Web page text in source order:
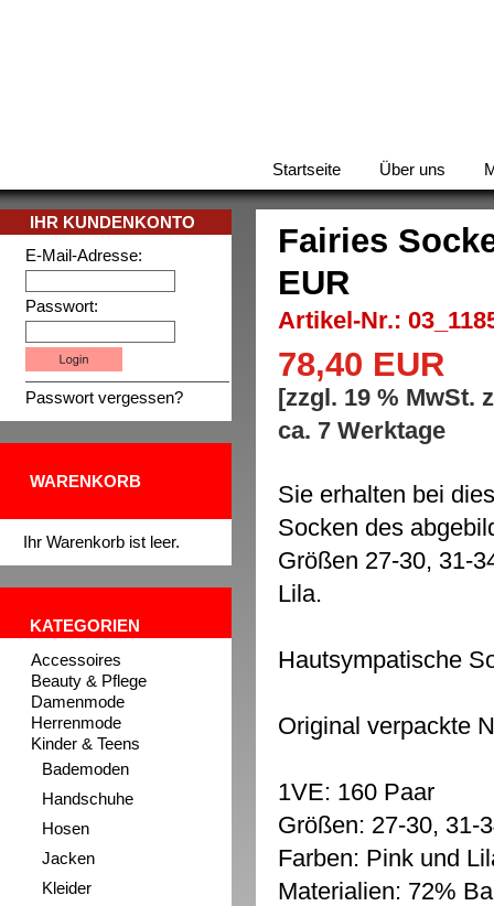
Startseite Über uns
IHR KUNDENKONTO
E-Mail-Adresse:
Passwort:
Passwort vergessen?
WARENKORB
Ihr Warenkorb ist leer.
KATEGORIEN
Accessoires
Beauty & Pflege
Damenmode
Herrenmode
Kinder & Teens
Bademoden
Handschuhe
Hosen
Jacken
Kleider
Fairies
EUR
Artikel-Nr.:
78,40 EUR
[zzgl. 19 % MwSt.
ca. 7 Werktage
Sie erhalten bei
Socken des
Größen 27-30, 31-
Lila.
Hautsympatische
Original verpackte
1VE: 160 Paar
Größen: 27-30, 31-
Farben: Pink und
Materialien: 72%